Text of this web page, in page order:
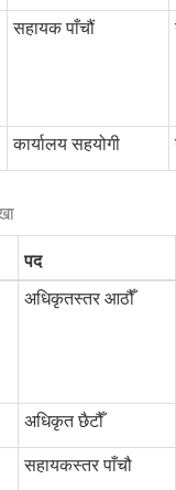
सहायक पाँचौं
कार्यालय सहयोगी
पद
अधिकृतस्तर आठौँ
अधिकृत छैटौँ
सहायकस्तर पाँचौ